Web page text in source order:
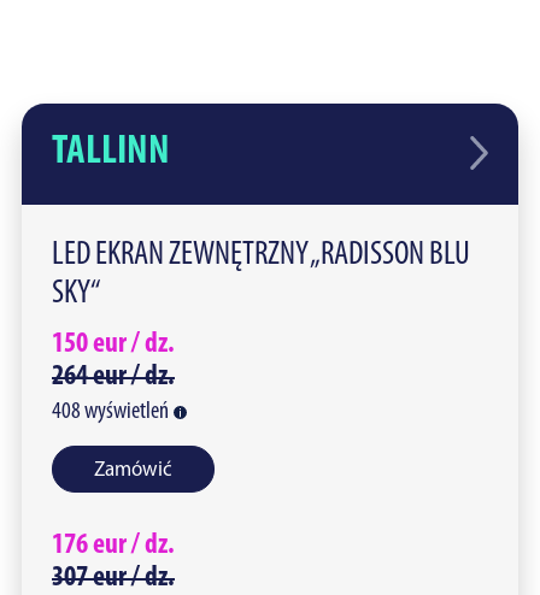
TALLINN
LED EKRAN ZEWNĘTRZNY „RADISSON BLU
SKY“
150eur /dz.
264eur /dz.
408 wyświetleń
Zamówić
176eur /dz.
307eur /dz.